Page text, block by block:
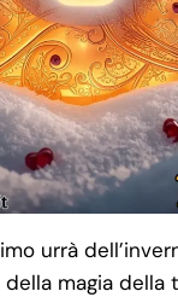
urrà
magia della